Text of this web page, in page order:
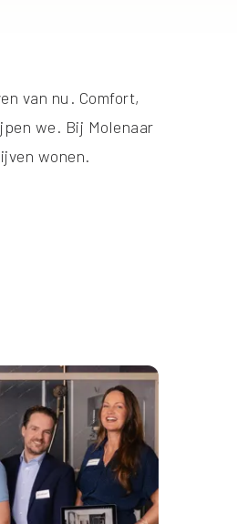
van nu. Comfort,
we. Bij Molenaar
wonen.